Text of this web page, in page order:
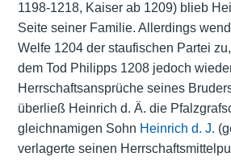
1198-1218, Kaiser ab 1209) blieb
Seite seiner Familie. Allerdings
Welfe 1204 der staufischen Partei
dem Tod Philipps 1208 jedoch
Herrschaftsansprüche seines
überließ Heinrich d. Ä. die
gleichnamigen Sohn Heinrich d. J.
verlagerte seinen